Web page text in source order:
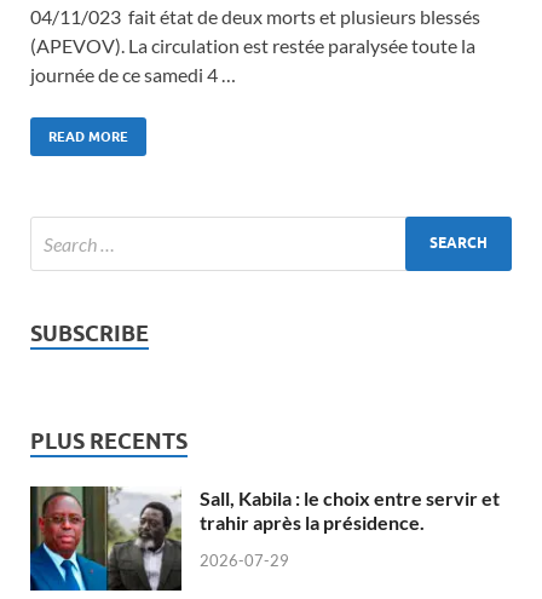
04/11/023 fait état de deux morts et plusieurs blessés
(APEVOV). La circulation est restée paralysée toute la
journée de ce samedi 4 …
READ MORE
SUBSCRIBE
PLUS RECENTS
Sall, Kabila : le choix entre servir et
trahir après la présidence.
2026-07-29